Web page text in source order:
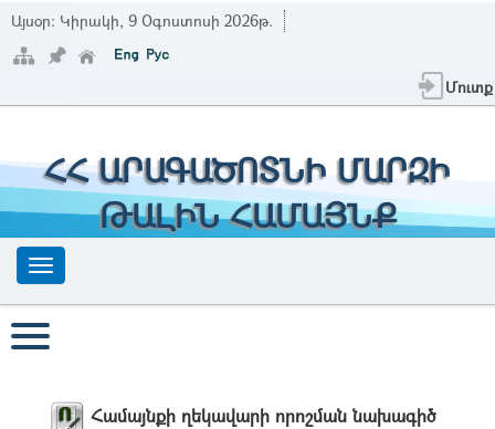
Այսօր: Կիրակի, 9 Օգոստոսի 2026թ.
Մուտք
ՀՀ ԱՐԱԳԱԾՈՏՆԻ ՄԱՐԶԻ
ԹԱԼԻՆ ՀԱՄԱՅՆՔ
Համայնքի ղեկավարի որոշման նախագիծ